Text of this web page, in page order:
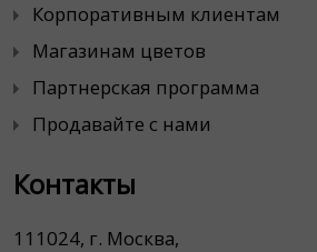
Корпоративным клиентам
Магазинам цветов
Партнерская программа
Продавайте с нами
Контакты
111024, г. Москва,